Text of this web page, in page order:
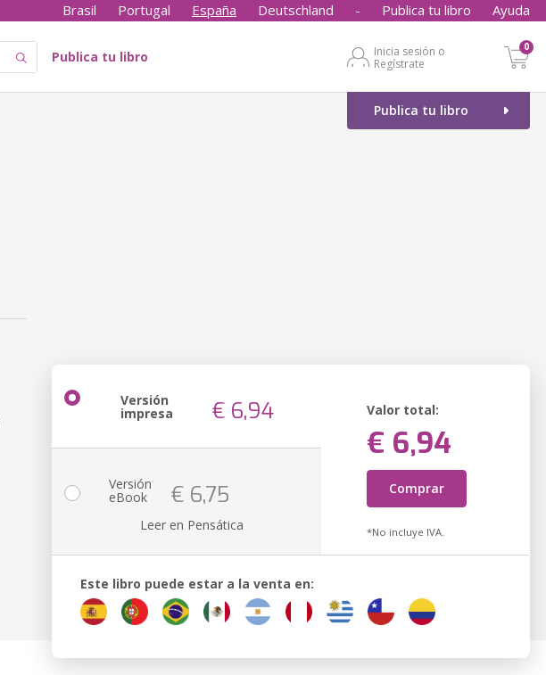
Brasil Portugal España Deutschland - Publica tu libro Ayuda
Publica tu libro
Inicia sesión o
Regístrate
0
Publica tu libro
Versión
impresa € 6,94 Valor total:
€ 6,94
Comprar
*No incluye IVA.
Versión
eBook € 6,75
Leer en Pensática
Este libro puede estar a la venta en: